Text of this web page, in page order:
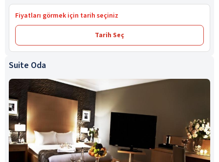
Fiyatları görmek için tarih seçiniz
Tarih Seç
Suite Oda